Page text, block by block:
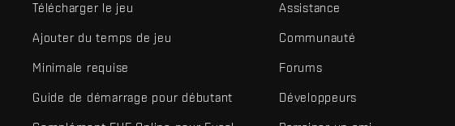
Télécharger le jeu
Ajouter du temps de jeu
Minimale requise
Guide de démarrage pour débutant
Assistance
Communauté
Forums
Développeurs